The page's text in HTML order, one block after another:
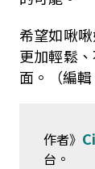
希望如啾
更加輕鬆
面。（編輯
作者》
台。